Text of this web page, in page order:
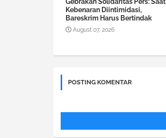
Kebenaran Diintimidasi,
Bareskrim Harus Bertindak
August 07, 2026
POSTING KOMENTAR